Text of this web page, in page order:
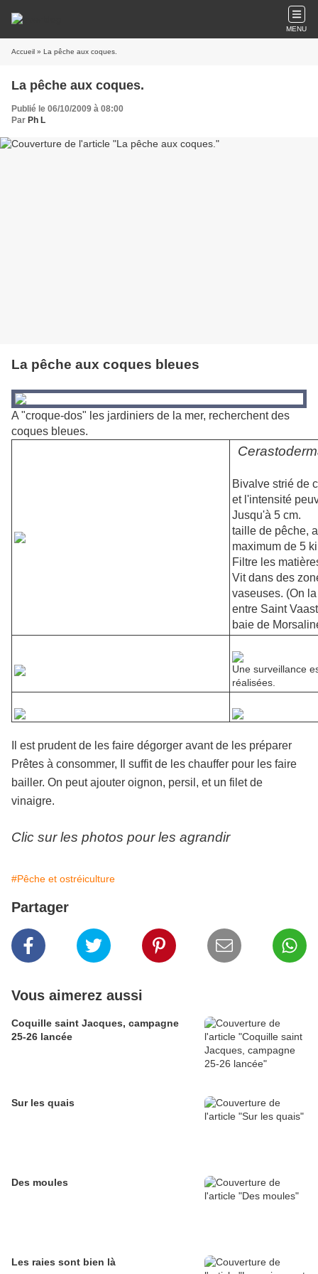
MENU
Accueil » La pêche aux coques.
La pêche aux coques.
Publié le 06/10/2009 à 08:00
Par Ph L
La pêche aux coques bleues
A "croque-dos" les jardiniers de la mer, recherchent des
coques bleues.
Bivalve strié de
et l'intensité
Jusqu'à 5 cm.
taille de pêche,
maximum de 5
Filtre les
Vit dans des
vaseuses. (On
entre Saint
baie de
Une surveillance
réalisées.
Il est prudent de les faire dégorger avant de les préparer
Prêtes à consommer, Il suffit de les chauffer pour les faire
bailler. On peut ajouter oignon, persil, et un filet de
vinaigre.
Clic sur les photos pour les agrandir
#Pêche et ostréiculture
Partager
Vous aimerez aussi
Coquille saint Jacques, campagne
25-26 lancée
Sur les quais
Des moules
Les raies sont bien là